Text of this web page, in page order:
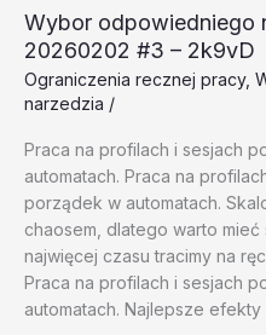
Wybor odpowiedniego
20260202 #3 – 2k9vD
Ograniczenia recznej pracy,
narzedzia /
Praca na profilach i sesjach
automatach. Praca na
porządek w automatach.
chaosem, dlatego warto
najwięcej czasu tracimy na
Praca na profilach i sesjach
automatach. Najlepsze